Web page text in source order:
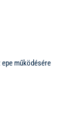
működésére